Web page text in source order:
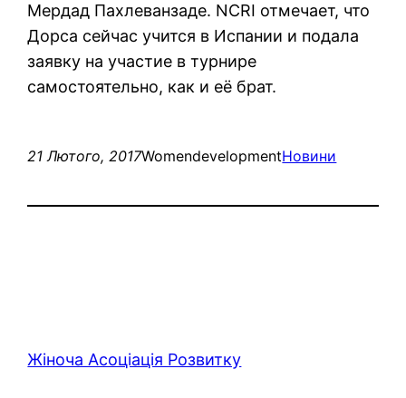
Мердад Пахлеванзаде. NCRI отмечает, что
Дорса сейчас учится в Испании и подала
заявку на участие в турнире
самостоятельно, как и её брат.
21 Лютого, 2017WomendevelopmentНовини
Жіноча Асоціація Розвитку